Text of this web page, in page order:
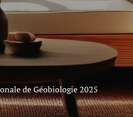
de Géobiologie 2025